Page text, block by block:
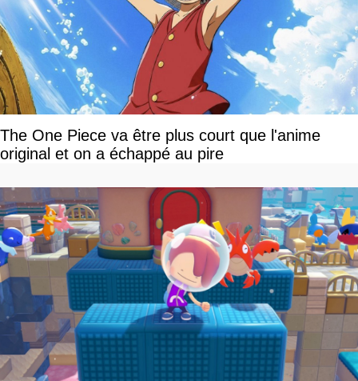
The One Piece va être plus court que l'anime
original et on a échappé au pire